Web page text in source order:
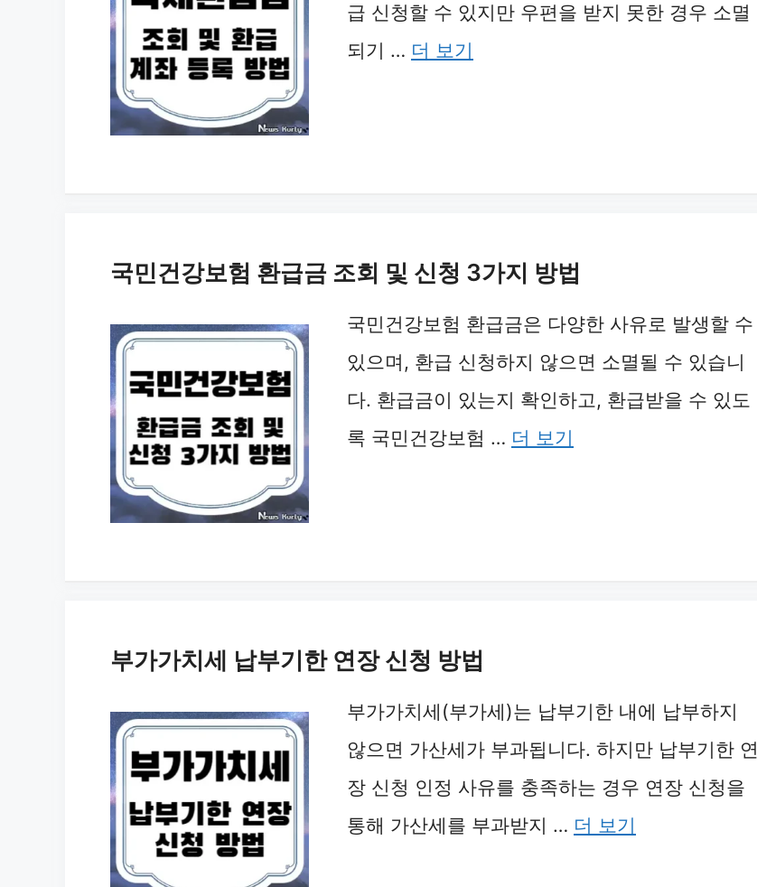
급 신청할 수 있지만 우편을 받지 못한 경우 소멸
되기 … 더 보기
국민건강보험 환급금 조회 및 신청 3가지 방법
국민건강보험 환급금은 다양한 사유로 발생할 수
있으며, 환급 신청하지 않으면 소멸될 수 있습니
다. 환급금이 있는지 확인하고, 환급받을 수 있도
록 국민건강보험 … 더 보기
부가가치세 납부기한 연장 신청 방법
부가가치세(부가세)는 납부기한 내에 납부하지
않으면 가산세가 부과됩니다. 하지만 납부기한 연
장 신청 인정 사유를 충족하는 경우 연장 신청을
통해 가산세를 부과받지 … 더 보기